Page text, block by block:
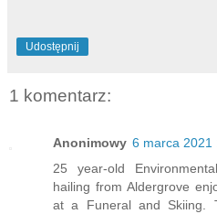
Udostępnij
1 komentarz:
Anonimowy 6 marca 2021
25 year-old
hailing from Aldergrove
at a Funeral and Skiing.